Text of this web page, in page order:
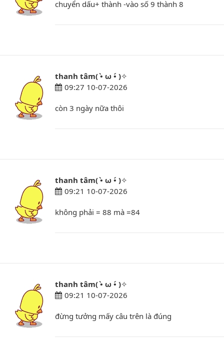
chuyển dấu+ thành -vào số 9 thành 8
thanh tâm( •̀ ω •́ )✧
09:27 10-07-2026
còn 3 ngày nữa thôi
thanh tâm( •̀ ω •́ )✧
09:21 10-07-2026
không phải = 88 mà =84
thanh tâm( •̀ ω •́ )✧
09:21 10-07-2026
đừng tưởng mấy câu trên là đúng